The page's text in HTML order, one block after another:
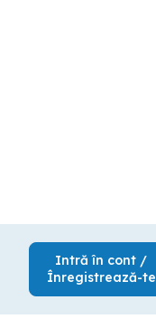
Intră în cont /
Înregistrează-te